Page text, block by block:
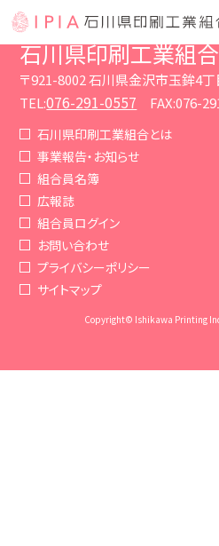
石川県印刷工業組合
〒921-8002 石川県金沢市玉鉾4丁
TEL:076-291-0557 FAX:076-
石川県印刷工業組合とは
事業報告・お知らせ
組合員名簿
広報誌
組合員ログイン
お問い合わせ
プライバシーポリシー
サイトマップ
Copyright© Ishikawa Printing